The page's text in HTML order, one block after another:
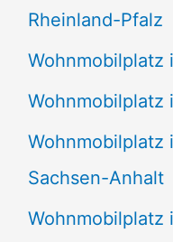
Rheinland-Pfalz
Wohnmobilplatz
Wohnmobilplatz
Wohnmobilplatz
Sachsen-Anhalt
Wohnmobilplatz